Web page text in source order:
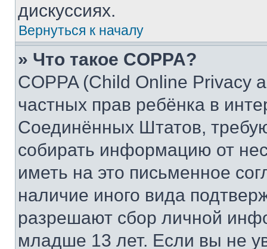
дискуссиях.
Вернуться к началу
» Что такое COPPA?
COPPA (Child Online Privacy
частных прав ребёнка в
Соединённых Штатов,
собирать информацию от
иметь на это письменное
наличие иного вида
разрешают сбор личной
младше 13 лет. Если вы не